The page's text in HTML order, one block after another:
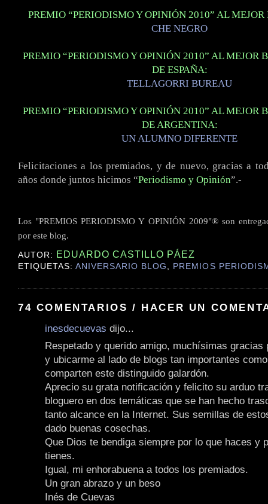
PREMIO “PERIODISMO Y OPINIÓN 2010” AL
CHE NEGRO
PREMIO “PERIODISMO Y OPINIÓN 2010” AL MEJOR
DE ESPAÑA:
TELLAGORRI BUREAU
PREMIO “PERIODISMO Y OPINIÓN 2010” AL MEJOR
DE ARGENTINA:
UN ALUMNO DIFERENTE
Felicitaciones a los premiados, y de nuevo, gracias a
años donde juntos hicimos “Periodismo y Opinión”.-
Los "PREMIOS PERIODISMO Y OPINIÓN 2009"® son
por este blog.
AUTOR: EDUARDO CASTILLO PÁEZ
ETIQUETAS:ANIVERSARIO BLOG , PREMIOS
74 COMENTARIOS / HACER UN
inesdecuevas dijo...
Respetado y querido amigo, muchísimas gracias
y ubicarme al lado de blogs tan importantes
comparten este distinguido galardón.
Aprecio su grata notificación y felicito su arduo
bloguero en dos temáticas que se han hecho
tanto alcance en la Internet. Sus semillas de
dado buenas cosechas.
Que Dios te bendiga siempre por lo que haces y
tienes.
Igual, mi enhorabuena a todos los premiados.
Un gran abrazo y un beso
Inés de Cuevas